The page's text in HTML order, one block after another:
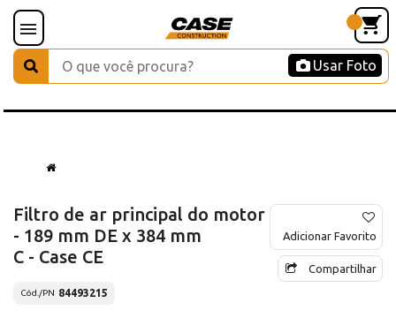
Usar Foto
Filtro de ar principal do motor
- 189 mm DE x 384 mm
C - Case CE
Cód./PN 84493215
Adicionar Favorito
Compartilhar